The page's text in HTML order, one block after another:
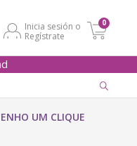
Inicia sesión o
Regístrate
0
UM CLIQUE